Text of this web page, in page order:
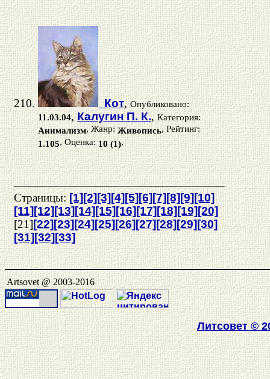
Кот,Опубликовано:
11.03.04,Калугин П. К., Категория:
Анимализм, Жанр:Живопись, Рейтинг:
1.105, Оценка:10 (1),
Страницы:[1][2] [3] [4][5][6][7][8][9][10]
[11][12][13] [14][15][16][17] [18][19][20]
[21][22][23][24][25][26][27][28][29][30]
[31] [32][33]
Artsovet @ 2003-2016
Литсовет©